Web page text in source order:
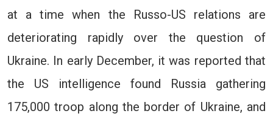
at a time when the Russo-US relations are
deteriorating rapidly over the question of
Ukraine. In early December, it was reported that
the US intelligence found Russia gathering
175,000 troop along the border of Ukraine, and